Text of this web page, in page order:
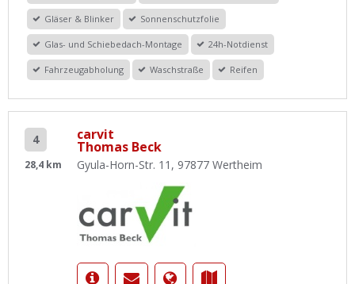
Gläser & Blinker Sonnenschutzfolie
Glas- und Schiebedach-Montage 24h-Notdienst
Fahrzeugabholung Waschstraße Reifen
4
28,4 km
carvit
Thomas Beck
Gyula-Horn-Str. 11, 97877 Wertheim